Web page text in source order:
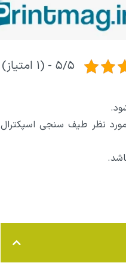
۵/۵ - (۱ امتیاز)
نظر طیف سنجی اسپکترال